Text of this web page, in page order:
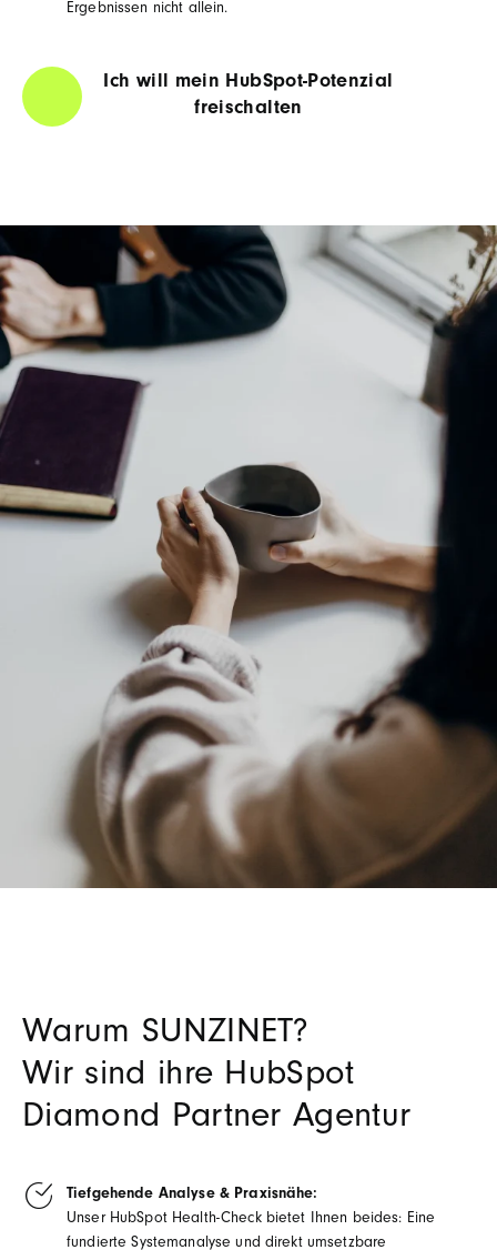
Ergebnissen nicht allein.
Ich will mein HubSpot-Potenzial
freischalten
Warum SUNZINET?
Wir sind ihre HubSpot
Diamond Partner Agentur
Tiefgehende Analyse & Praxisnähe:
Unser HubSpot Health-Check bietet Ihnen beides: Eine
fundierte Systemanalyse und direkt umsetzbare